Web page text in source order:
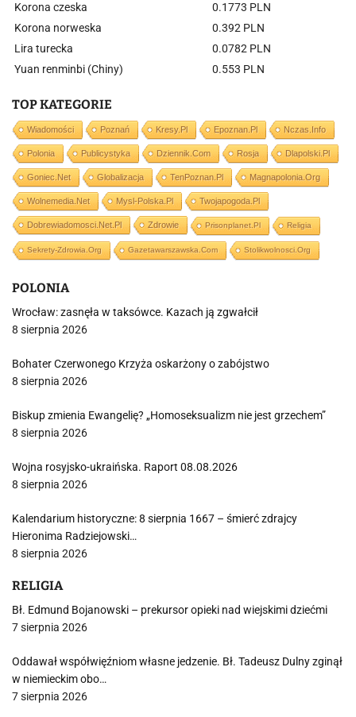
Korona czeska
0.1773 PLN
Korona norweska
0.392 PLN
Lira turecka
0.0782 PLN
Yuan renminbi (Chiny)
0.553 PLN
TOP KATEGORIE
Wiadomości Poznań Kresy.pl Epoznan.pl Nczas.info
Polonia Publicystyka Dziennik.com Rosja Dlapolski.pl
Goniec.net Globalizacja TenPoznan.pl Magnapolonia.org
Wolnemedia.net Mysl-Polska.pl Twojapogoda.pl
Dobrewiadomosci.net.pl Zdrowie Prisonplanet.pl Religia
Sekrety-Zdrowia.org Gazetawarszawska.com Stolikwolnosci.org
POLONIA
Wrocław: zasnęła w taksówce. Kazach ją zgwałcił
8 sierpnia 2026
Bohater Czerwonego Krzyża oskarżony o zabójstwo
8 sierpnia 2026
Biskup zmienia Ewangelię? „Homoseksualizm nie jest grzechem”
8 sierpnia 2026
Wojna rosyjsko-ukraińska. Raport 08.08.2026
8 sierpnia 2026
Kalendarium historyczne: 8 sierpnia 1667 – śmierć zdrajcy
Hieronima Radziejowski…
8 sierpnia 2026
RELIGIA
Bł. Edmund Bojanowski – prekursor opieki nad wiejskimi dziećmi
7 sierpnia 2026
Oddawał współwięźniom własne jedzenie. Bł. Tadeusz Dulny zginął
w niemieckim obo…
7 sierpnia 2026